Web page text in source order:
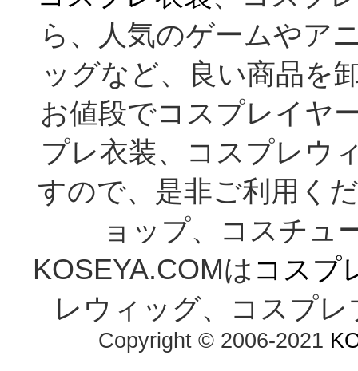
ら、人気のゲームやア
ッグなど、良い商品を
お値段でコスプレイヤ
プレ衣装、コスプレウ
すので、是非ご利用く
ョップ、コスチュ
KOSEYA.COMは コスプ
レウィッグ、コスプ
Copyright © 2006-2021